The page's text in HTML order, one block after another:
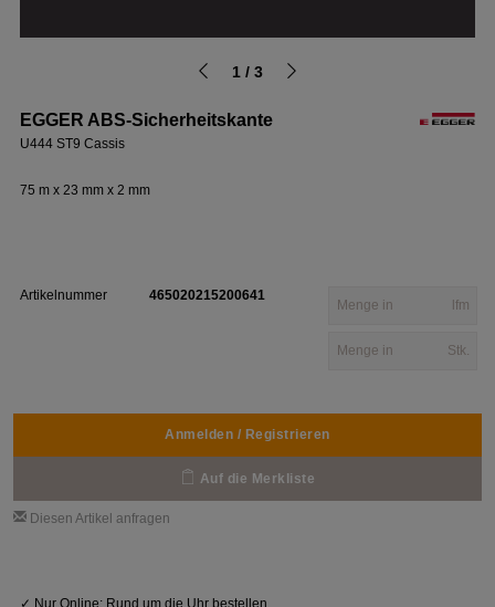
1 / 3
EGGER ABS-Sicherheitskante
U444 ST9 Cassis
75 m x 23 mm x 2 mm
Artikelnummer 465020215200641
lfm
Stk.
Anmelden / Registrieren
Auf die Merkliste
Diesen Artikel anfragen
✓ Nur Online: Rund um die Uhr bestellen